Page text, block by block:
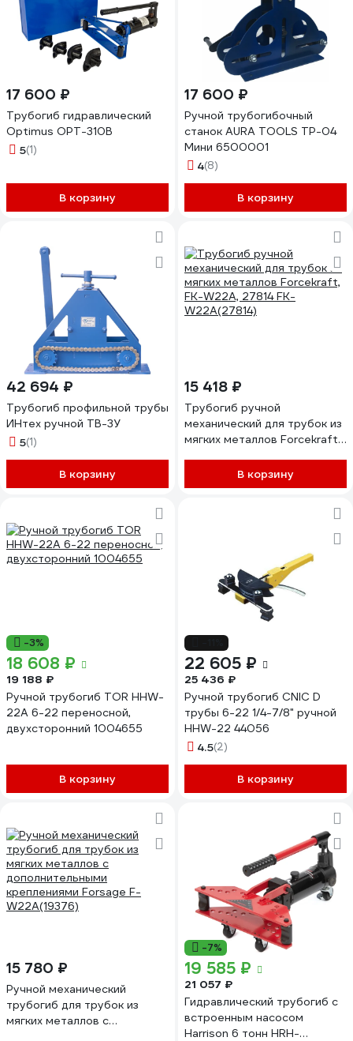
17 600 ₽
Трубогиб гидравлический
Optimus OPT-310B
5(1)
В корзину
17 600 ₽
Ручной трубогибочный
станок AURA TOOLS ТР-04
Мини 6500001
4(8)
В корзину
42 694 ₽
Трубогиб профильной трубы
ИНтех ручной ТВ-3У
5(1)
В корзину
15 418 ₽
Трубогиб ручной
механический для трубок из
мягких металлов Forcekraft,
W22A(27814)В корзину
-3%
18 608 ₽
19 188 ₽
Ручной трубогиб TOR HHW-
22A 6-22 переносной,
двухсторонний 1004655
В корзину
22 605 ₽
25 436 ₽
Ручной трубогиб CNIC D
трубы 6-22 1/4-7/8" ручной
HHW-22 44056
4.5(2)
В корзину
15 780 ₽
Ручной механический
трубогиб для трубок из
мягких металлов с
-7%
19 585 ₽
21 057 ₽
Гидравлический трубогиб с
встроенным насосом
Harrison 6 тонн HRH-